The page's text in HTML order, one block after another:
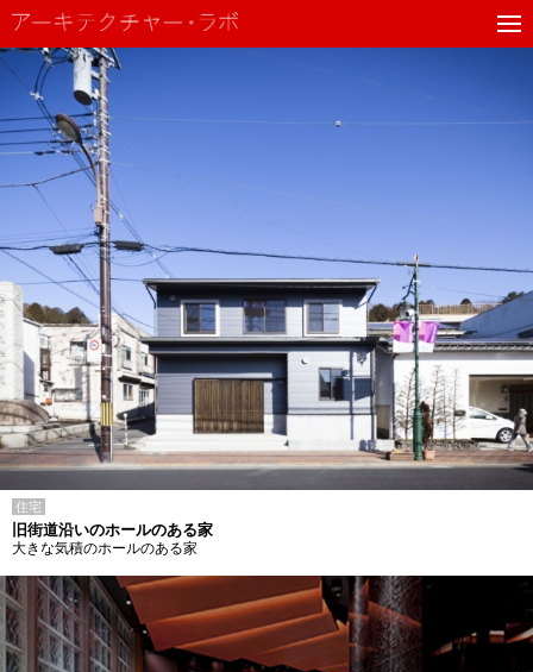
住宅
旧街道沿いのホールのある家
大きな気積のホールのある家